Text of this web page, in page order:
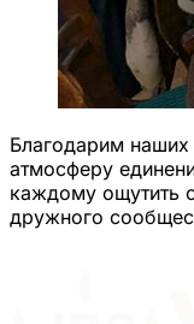
Благодарим наших
атмосферу
каждому ощутить
дружного